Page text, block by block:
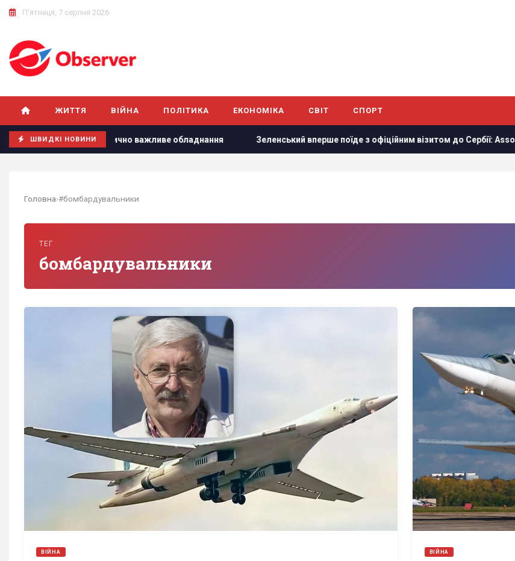
П'ятниця, 7 серпня 2026
ЖИТТЯ ВІЙНА ПОЛІТИКА ЕКОНОМІКА СВІТ СПОРТ
ШВИДКІ НОВИНИ
критично важливе обладнання Зеленський вперше поїде з офіційним візитом до Сербії: Associated
Головна›#бомбардувальники
ТЕГ
бомбардувальники
ВІЙНА ВІЙНА